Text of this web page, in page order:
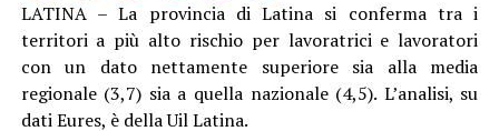
LATINA – La provincia di Latina si conferma tra i
territori a più alto rischio per lavoratrici e lavoratori
con un dato nettamente superiore sia alla media
regionale (3,7) sia a quella nazionale (4,5). L’analisi, su
dati Eures, è della Uil Latina.